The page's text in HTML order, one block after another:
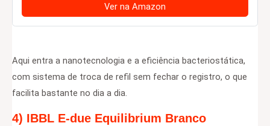
Ver na Amazon
Aqui entra a nanotecnologia e a eficiência bacteriostática,
com sistema de troca de refil sem fechar o registro, o que
facilita bastante no dia a dia.
4) IBBL E-due Equilibrium Branco